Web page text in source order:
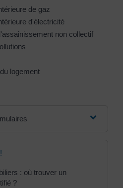
de gaz
d'électricité
non collectif
logement
: où trouver un
?